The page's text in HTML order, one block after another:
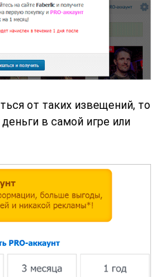
от таких извещений, то
в самой игре или